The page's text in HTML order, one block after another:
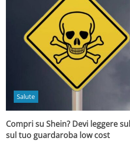
Salute
Compri su Shein? Devi leggere
sul tuo guardaroba low cost